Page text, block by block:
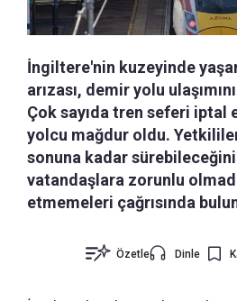
İngiltere'nin kuzeyinde
arızası, demir yolu
Çok sayıda tren seferi iptal
yolcu mağdur oldu.
sonuna kadar
vatandaşlara zorunlu
etmemeleri çağrısında
Özetle Dinle